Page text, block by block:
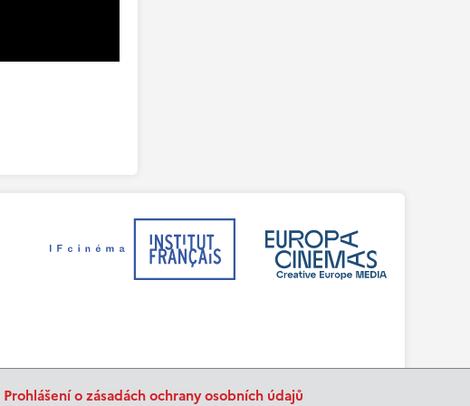
Prohlášení o zásadách ochrany osobních údajů